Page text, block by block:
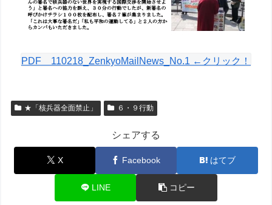
PDF 110218_ZenkyoMailNews_No.1 ←クリック！
★「核兵器全面禁止」 ６・９行動
シェアする
X Facebook はてブ
LINE コピー